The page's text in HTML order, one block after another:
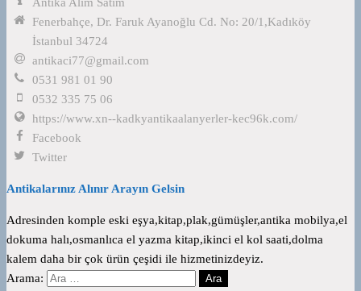
Fenerbahçe, Dr. Faruk Ayanoğlu Cd. No: 20/1,Kadıköy
İstanbul 34724
antikaci77@gmail.com
0531 981 01 90
0532 335 75 06
https://www.xn--kadkyantikaalanyerler-kec96k.com/
Facebook
Twitter
Antikalarınız Alınır Arayın Gelsin
Adresinden komple eski eşya,kitap,plak,gümüşler,antika mobilya,el
dokuma halı,osmanlıca el yazma kitap,ikinci el kol saati,dolma
kalem daha bir çok ürün çeşidi ile hizmetinizdeyiz.
Arama: